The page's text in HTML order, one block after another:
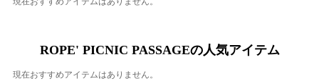
ROPE' PICNIC PASSAGEの人気アイテム
現在おすすめアイテムはありません。